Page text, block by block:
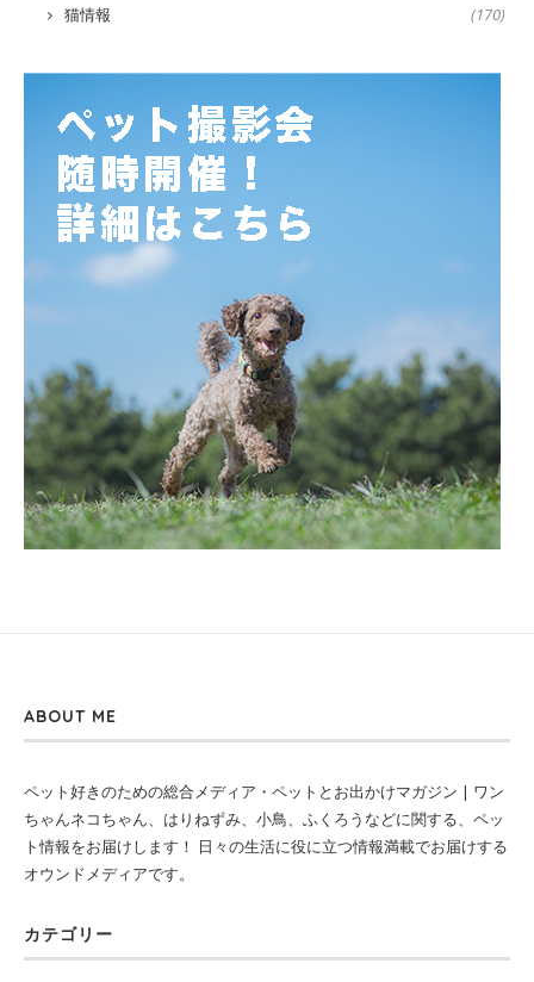
猫情報 (170)
ABOUT ME
ペット好きのための総合メディア・ペットとお出かけマガジン | ワン
ちゃんネコちゃん、はりねずみ、小鳥、ふくろうなどに関する、ペッ
ト情報をお届けします！ 日々の生活に役に立つ情報満載でお届けする
オウンドメディアです。
カテゴリー